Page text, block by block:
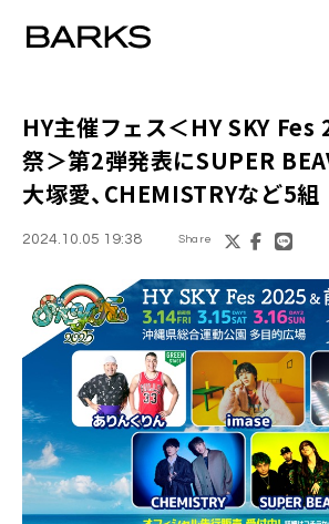
HY主催フェス＜HY SKY Fes
祭＞第2弾発表にSUPER
大塚愛、CHEMISTRYなど5組
2024.10.05 19:38 Share